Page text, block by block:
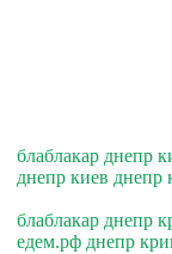
блаблакар днепр
днепр киев днепр
блаблакар днепр
едем.рф днепр